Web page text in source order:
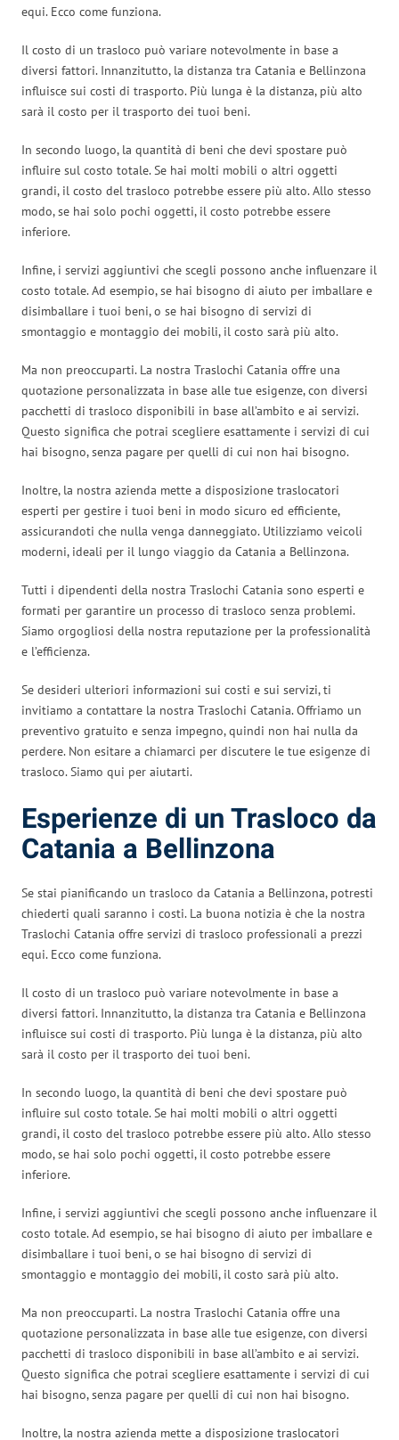
equi. Ecco come funziona.
Il costo di un trasloco può variare notevolmente in base a
diversi fattori. Innanzitutto, la distanza tra Catania e Bellinzona
influisce sui costi di trasporto. Più lunga è la distanza, più alto
sarà il costo per il trasporto dei tuoi beni.
In secondo luogo, la quantità di beni che devi spostare può
influire sul costo totale. Se hai molti mobili o altri oggetti
grandi, il costo del trasloco potrebbe essere più alto. Allo stesso
modo, se hai solo pochi oggetti, il costo potrebbe essere
inferiore.
Infine, i servizi aggiuntivi che scegli possono anche influenzare il
costo totale. Ad esempio, se hai bisogno di aiuto per imballare e
disimballare i tuoi beni, o se hai bisogno di servizi di
smontaggio e montaggio dei mobili, il costo sarà più alto.
Ma non preoccuparti. La nostra Traslochi Catania offre una
quotazione personalizzata in base alle tue esigenze, con diversi
pacchetti di trasloco disponibili in base all’ambito e ai servizi.
Questo significa che potrai scegliere esattamente i servizi di cui
hai bisogno, senza pagare per quelli di cui non hai bisogno.
Inoltre, la nostra azienda mette a disposizione traslocatori
esperti per gestire i tuoi beni in modo sicuro ed efficiente,
assicurandoti che nulla venga danneggiato. Utilizziamo veicoli
moderni, ideali per il lungo viaggio da Catania a Bellinzona.
Tutti i dipendenti della nostra Traslochi Catania sono esperti e
formati per garantire un processo di trasloco senza problemi.
Siamo orgogliosi della nostra reputazione per la professionalità
e l’efficienza.
Se desideri ulteriori informazioni sui costi e sui servizi, ti
invitiamo a contattare la nostra Traslochi Catania. Offriamo un
preventivo gratuito e senza impegno, quindi non hai nulla da
perdere. Non esitare a chiamarci per discutere le tue esigenze di
trasloco. Siamo qui per aiutarti.
Esperienze di un Trasloco da
Catania a Bellinzona
Se stai pianificando un trasloco da Catania a Bellinzona, potresti
chiederti quali saranno i costi. La buona notizia è che la nostra
Traslochi Catania offre servizi di trasloco professionali a prezzi
equi. Ecco come funziona.
Il costo di un trasloco può variare notevolmente in base a
diversi fattori. Innanzitutto, la distanza tra Catania e Bellinzona
influisce sui costi di trasporto. Più lunga è la distanza, più alto
sarà il costo per il trasporto dei tuoi beni.
In secondo luogo, la quantità di beni che devi spostare può
influire sul costo totale. Se hai molti mobili o altri oggetti
grandi, il costo del trasloco potrebbe essere più alto. Allo stesso
modo, se hai solo pochi oggetti, il costo potrebbe essere
inferiore.
Infine, i servizi aggiuntivi che scegli possono anche influenzare il
costo totale. Ad esempio, se hai bisogno di aiuto per imballare e
disimballare i tuoi beni, o se hai bisogno di servizi di
smontaggio e montaggio dei mobili, il costo sarà più alto.
Ma non preoccuparti. La nostra Traslochi Catania offre una
quotazione personalizzata in base alle tue esigenze, con diversi
pacchetti di trasloco disponibili in base all’ambito e ai servizi.
Questo significa che potrai scegliere esattamente i servizi di cui
hai bisogno, senza pagare per quelli di cui non hai bisogno.
Inoltre, la nostra azienda mette a disposizione traslocatori